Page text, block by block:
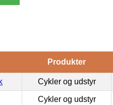
Produkter
Cykler og udstyr
Cykler og udstyr